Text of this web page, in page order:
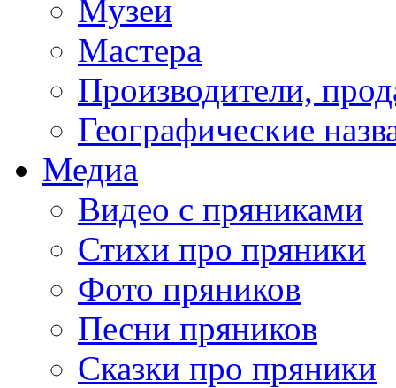
Музеи
Мастера
Производители,
Географические
Медиа
Видео с пряниками
Стихи про пряники
Фото пряников
Песни пряников
Сказки про пряники